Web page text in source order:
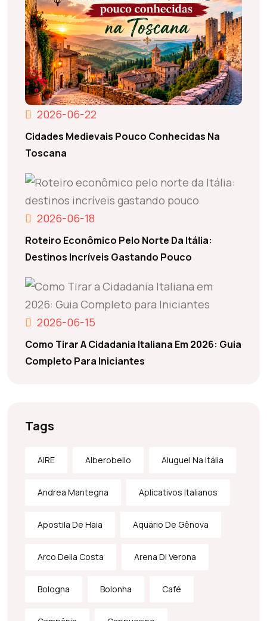
2026-06-22
Cidades Medievais Pouco Conhecidas Na
Toscana
2026-06-18
Roteiro Econômico Pelo Norte Da Itália:
Destinos Incríveis Gastando Pouco
2026-06-15
Como Tirar A Cidadania Italiana Em 2026: Guia
Completo Para Iniciantes
Tags
AIRE Alberobello Aluguel Na Itália
Andrea Mantegna Aplicativos Italianos
Apostila De Haia Aquário De Gênova
Arco Della Costa Arena Di Verona
Bologna Bolonha Café